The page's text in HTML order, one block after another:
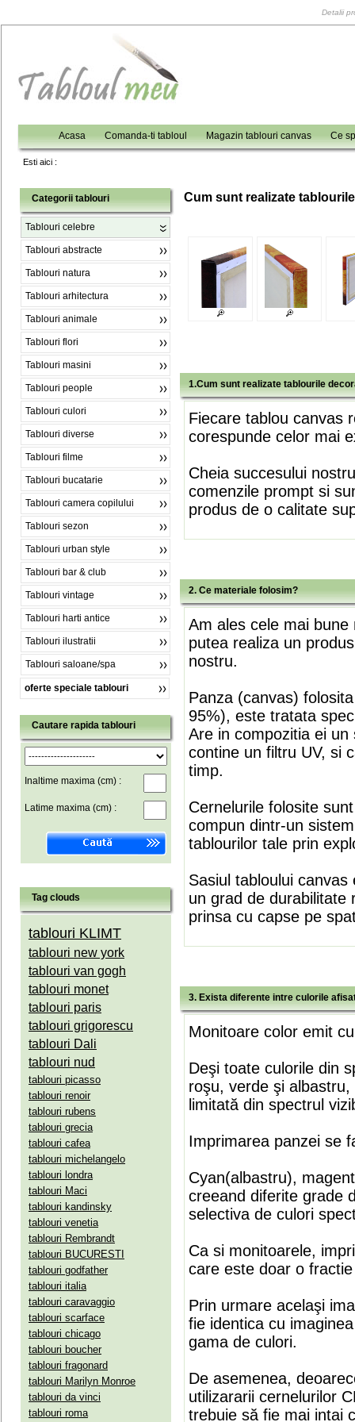
Detalii
Acasa Comanda-ti tabloul Magazin tablouri canvas Ce
Esti aici :
Categorii tablouri
Tablouri celebre
Tablouri abstracte
Tablouri natura
Tablouri arhitectura
Tablouri animale
Tablouri flori
Tablouri masini
Tablouri people
Tablouri culori
Tablouri diverse
Tablouri filme
Tablouri bucatarie
Tablouri camera copilului
Tablouri sezon
Tablouri urban style
Tablouri bar & club
Tablouri vintage
Tablouri harti antice
Tablouri ilustratii
Tablouri saloane/spa
oferte speciale tablouri
Cautare rapida tablouri
Inaltime maxima (cm) :
Latime maxima (cm) :
Tag clouds
tablouri KLIMT
tablouri new york
tablouri van gogh
tablouri monet
tablouri paris
tablouri grigorescu
tablouri Dali
tablouri nud
tablouri picasso
tablouri renoir
tablouri rubens
tablouri grecia
tablouri cafea
tablouri michelangelo
tablouri londra
tablouri Maci
tablouri kandinsky
tablouri venetia
tablouri Rembrandt
tablouri BUCURESTI
tablouri godfather
tablouri italia
tablouri caravaggio
tablouri scarface
tablouri chicago
tablouri boucher
tablouri fragonard
tablouri Marilyn Monroe
tablouri da vinci
tablouri roma
Cum sunt realizate
1.Cum sunt realizate tablourile
Fiecare tablou canvas
corespunde celor mai
Cheia succesului
comenzile prompt si
produs de o calitate
2. Ce materiale folosim?
Am ales cele mai
putea realiza un
nostru.
Panza (canvas)
95%), este tratata
Are in compozitia ei
contine un filtru UV, si
timp.
Cernelurile folosite
compun dintr-un
tablourilor tale prin
Sasiul tabloului
un grad de durabilitate
prinsa cu capse pe
3. Exista diferente intre culorile
Monitoare color emit
Deşi toate culorile din
roşu, verde şi
limitată din spectrul
Imprimarea panzei se
Cyan(albastru),
creeand diferite grade
selectiva de culori
Ca si monitoarele,
care este doar o
Prin urmare acelaşi
fie identica cu
gama de culori.
De asemenea,
utilizararii cernelurilor
trebuie să fie mai intai